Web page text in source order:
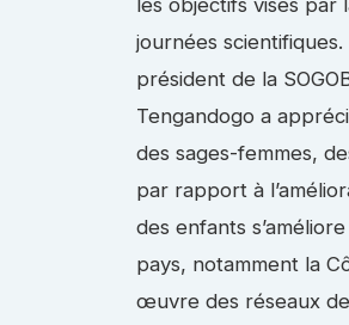
les objectifs visés par
journées
président de la
Tengandogo a
des sages-femmes,
par rapport à
des enfants
pays, notamment la
œuvre des réseaux